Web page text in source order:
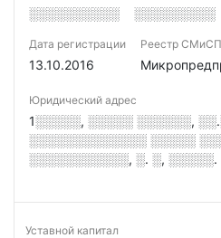
░░░░░░░░░░ ░░░░░░░░░
Дата регистрации
13.10.2016
Реестр СМиСП
Юридический адрес
1░░░░░, ░░░░░ ░░░░░░,
░░░░░░░░░░░░░ ░░░░░
░░░░░░░░░░░, ░. ░, ░░░░░.
Уставной капитал